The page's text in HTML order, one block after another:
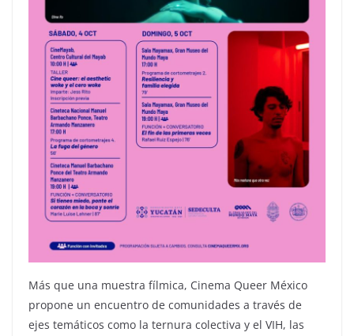
Más que una muestra fílmica, Cinema Queer México
propone un encuentro de comunidades a través de
ejes temáticos como la ternura colectiva y el VIH, las